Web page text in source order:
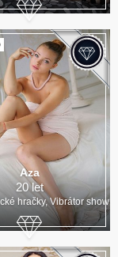
Aza
20 let
hračky, Vibrátor show